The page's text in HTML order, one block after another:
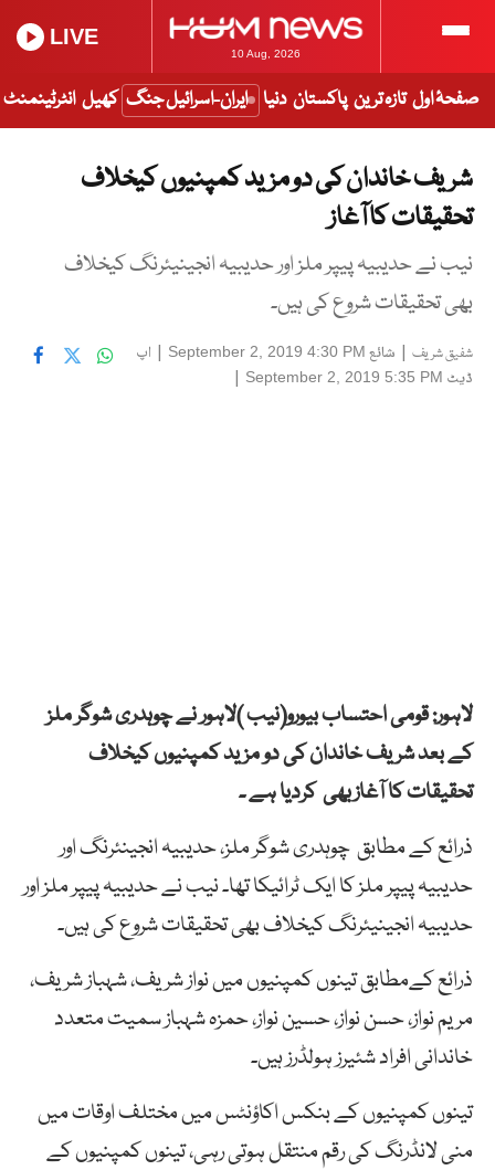
10 Aug, 2026
LIVE
صفحۂ اول تازہ ترین پاکستان دنیا ایران-اسرائیل جنگ کھیل انٹرٹینمنٹ
شریف خاندان کی دو مزید کمپنیوں کیخلاف
تحقیقات کا آغاز
نیب نے حدیبیہ پیپر ملز اور حدیبیہ انجینیئرنگ کیخلاف
بھی تحقیقات شروع کی ہیں۔
شفیق شریف | شائع September 2, 2019 4:30 PM
| اپ
ڈیٹ September 2, 2019 5:35 PM
|
لاہور: قومی احتساب بیورو(نیب )لاہور نے چوہدری شوگر ملز
کے بعد شریف خاندان کی دو مزید کمپنیوں کیخلاف
تحقیقات کا آغازبھی کردیا ہے ۔
ذرائع کے مطابق چوہدری شوگر ملز، حدیبیہ انجینئرنگ اور
حدیبیہ پیپر ملز کا ایک ٹرائیکا تھا۔ نیب نے حدیبیہ پیپر ملز اور
حدیبیہ انجینیئرنگ کیخلاف بھی تحقیقات شروع کی ہیں۔
ذرائع کےمطابق تینوں کمپنیوں میں نواز شریف، شہباز شریف،
مریم نواز، حسن نواز، حسین نواز، حمزہ شہباز سمیت متعدد
خاندانی افراد شئیرز ہولڈرز ہیں۔
تینوں کمپنیوں کے بنکس اکاؤنٹس میں مختلف اوقات میں
منی لانڈرنگ کی رقم منتقل ہوتی رہی، تینوں کمپنیوں کے